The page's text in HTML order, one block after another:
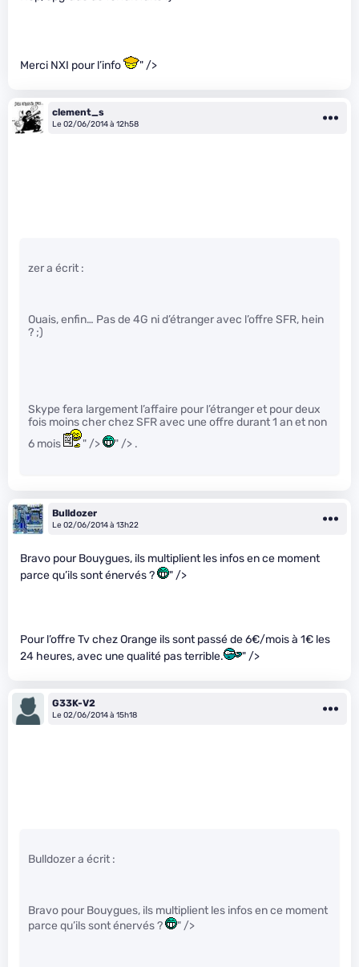
Merci NXI pour l’info " />
clement_s
Le 02/06/2014 à 12h58
zer a écrit :
Ouais, enfin… Pas de 4G ni d’étranger avec l’offre SFR, hein
? ;)
Skype fera largement l’affaire pour l’étranger et pour deux
fois moins cher chez SFR avec une offre durant 1 an et non
6 mois
" /> " /> .
Bulldozer
Le 02/06/2014 à 13h22
Bravo pour Bouygues, ils multiplient les infos en ce moment
parce qu’ils sont énervés ?
" />
Pour l’offre Tv chez Orange ils sont passé de 6€/mois à 1€ les
24 heures, avec une qualité pas terrible.
" />
G33K-V2
Le 02/06/2014 à 15h18
Bulldozer a écrit :
Bravo pour Bouygues, ils multiplient les infos en ce moment
parce qu’ils sont énervés ?
" />